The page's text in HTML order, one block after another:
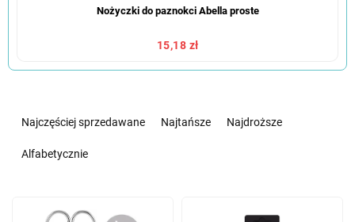
Nożyczki do paznokci Abella proste
15,18 zł
Najczęściej sprzedawane Najtańsze Najdroższe
Alfabetycznie